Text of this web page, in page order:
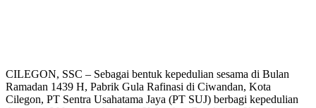
CILEGON, SSC – Sebagai bentuk kepedulian sesama di Bulan
Ramadan 1439 H, Pabrik Gula Rafinasi di Ciwandan, Kota
Cilegon, PT Sentra Usahatama Jaya (PT SUJ) berbagi kepedulian